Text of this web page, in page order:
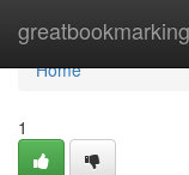
greatbookmarking
Home
Home
1